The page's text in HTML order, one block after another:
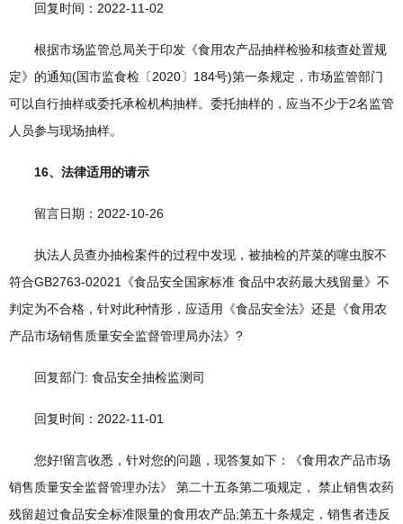
回复时间：2022-11-02
根据市场监管总局关于印发《食用农产品抽样检验和核查处置规
定》的通知(国市监食检〔2020〕184号)第一条规定，市场监管部门
可以自行抽样或委托承检机构抽样。委托抽样的，应当不少于2名监管
人员参与现场抽样。
16、法律适用的请示
留言日期：2022-10-26
执法人员查办抽检案件的过程中发现，被抽检的芹菜的噻虫胺不
符合GB2763-02021《食品安全国家标准 食品中农药最大残留量》不
判定为不合格，针对此种情形，应适用《食品安全法》还是《食用农
产品市场销售质量安全监督管理局办法》?
回复部门: 食品安全抽检监测司
回复时间：2022-11-01
您好!留言收悉，针对您的问题，现答复如下：《食用农产品市场
销售质量安全监督管理办法》 第二十五条第二项规定， 禁止销售农药
残留超过食品安全标准限量的食用农产品;第五十条规定，销售者违反